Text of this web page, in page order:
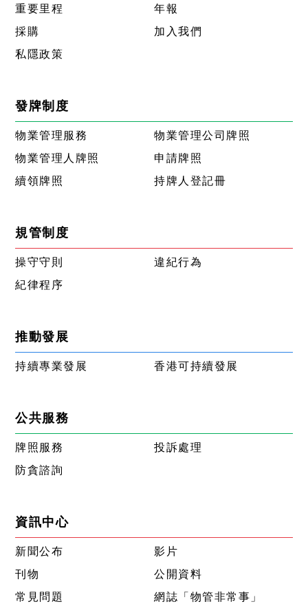
重要里程
年報
採購
加入我們
私隱政策
發牌制度
物業管理服務
物業管理公司牌照
物業管理人牌照
申請牌照
續領牌照
持牌人登記冊
規管制度
操守守則
違紀行為
紀律程序
推動發展
持續專業發展 香港可持續發展
公共服務
牌照服務
投訴處理
防貪諮詢
資訊中心
新聞公布
影片
刊物
公開資料
常見問題
網誌「物管非常事」